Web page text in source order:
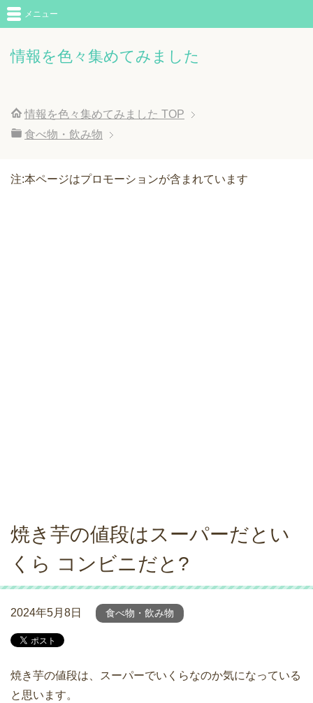
情報を色々集めてみました
メニュー
情報を色々集めてみました TOP
食べ物・飲み物
注:本ページはプロモーションが含まれています
焼き芋の値段はスーパーだとい
くら コンビニだと?
2024年5月8日 食べ物・飲み物
焼き芋の値段は、スーパーでいくらなのか気になっている
と思います。